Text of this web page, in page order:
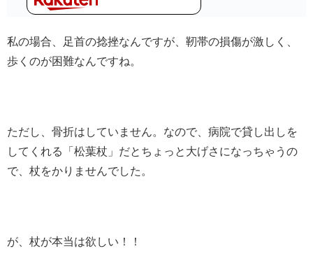
私の場合、足首の捻挫なんですが、靭帯の損傷が激しく、
歩くのが困難なんですね。
ただし、骨折はしていません。なので、病院で貸し出しを
してくれる「松葉杖」だとちょっと大げさになっちゃうの
で、杖をかりませんでした。
が、杖が本当は欲しい！！